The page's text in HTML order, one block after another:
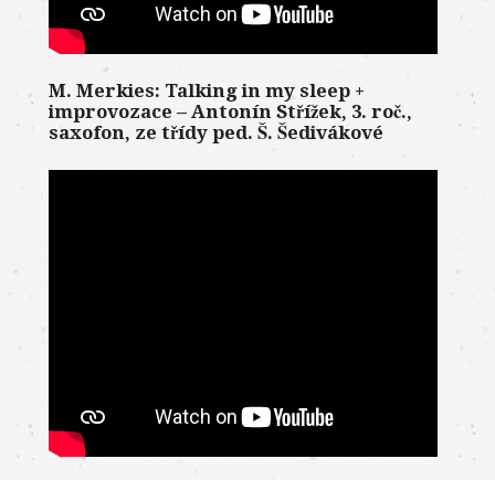
M. Merkies: Talking in my sleep +
improvozace – Antonín Střížek, 3. roč.,
saxofon, ze třídy ped. Š. Šedivákové